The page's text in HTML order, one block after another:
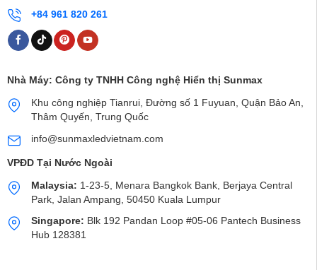
+84 961 820 261
Nhà Máy: Công ty TNHH Công nghệ Hiển thị Sunmax
Khu công nghiệp Tianrui, Đường số 1 Fuyuan, Quận Bảo An,
Thâm Quyến, Trung Quốc
info@sunmaxledvietnam.com
VPĐD Tại Nước Ngoài
Malaysia: 1-23-5, Menara Bangkok Bank, Berjaya Central
Park, Jalan Ampang, 50450 Kuala Lumpur
Singapore: Blk 192 Pandan Loop #05-06 Pantech Business
Hub 128381